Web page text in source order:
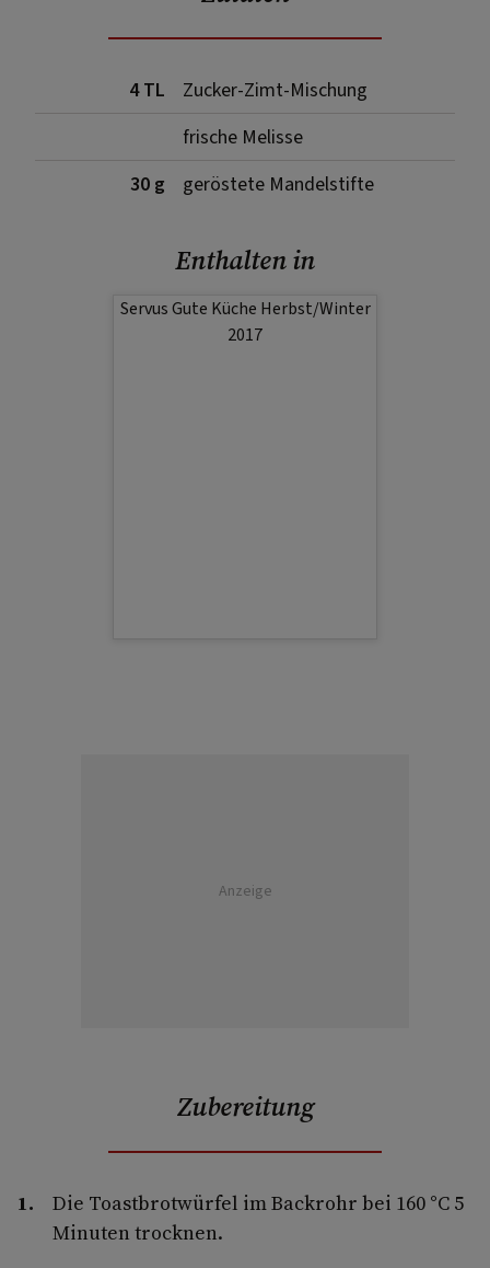
4 TL
Zucker-Zimt-Mischung
frische Melisse
30 g
geröstete Mandelstifte
Enthalten in
Servus Gute Küche Herbst/Winter
2017
Anzeige
Zubereitung
Die Toastbrotwürfel im Backrohr bei 160 °C 5
Minuten trocknen.